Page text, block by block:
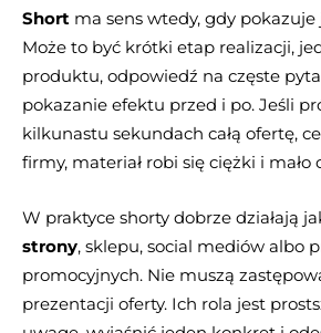
Short ma sens wtedy, gdy pokazuje
Może to być krótki etap realizacji,
produktu, odpowiedź na częste
pokazanie efektu przed i po. Jeśli
kilkunastu sekundach całą ofertę,
firmy, materiał robi się ciężki i mało
W praktyce shorty dobrze działają
strony, sklepu, social mediów albo
promocyjnych. Nie muszą
prezentacji oferty. Ich rola jest